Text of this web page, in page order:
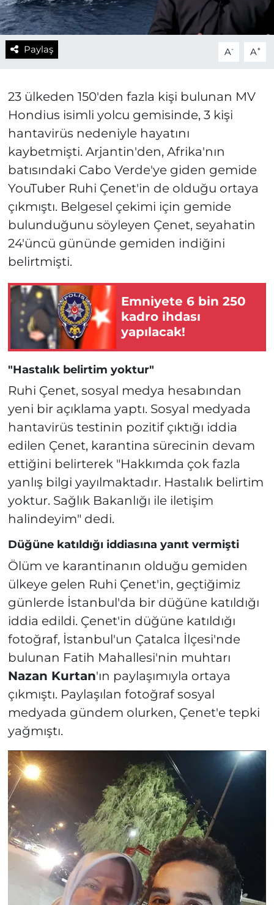
Paylaş A- A+
23 ülkeden 150'den fazla kişi bulunan MV
Hondius isimli yolcu gemisinde, 3 kişi
hantavirüs nedeniyle hayatını
kaybetmişti. Arjantin'den, Afrika'nın
batısındaki Cabo Verde'ye giden gemide
YouTuber Ruhi Çenet'in de olduğu ortaya
çıkmıştı. Belgesel çekimi için gemide
bulunduğunu söyleyen Çenet, seyahatin
24'üncü gününde gemiden indiğini
belirtmişti.
Emniyete 6 bin 250
kadro ihdası
yapılacak!
"Hastalık belirtim yoktur"
Ruhi Çenet, sosyal medya hesabından
yeni bir açıklama yaptı. Sosyal medyada
hantavirüs testinin pozitif çıktığı iddia
edilen Çenet, karantina sürecinin devam
ettiğini belirterek "Hakkımda çok fazla
yanlış bilgi yayılmaktadır. Hastalık belirtim
yoktur. Sağlık Bakanlığı ile iletişim
halindeyim" dedi.
Düğüne katıldığı iddiasına yanıt vermişti
Ölüm ve karantinanın olduğu gemiden
ülkeye gelen Ruhi Çenet'in, geçtiğimiz
günlerde İstanbul'da bir düğüne katıldığı
iddia edildi. Çenet'in düğüne katıldığı
fotoğraf, İstanbul'un Çatalca İlçesi'nde
bulunan Fatih Mahallesi'nin muhtarı
Nazan Kurtan'ın paylaşımıyla ortaya
çıkmıştı. Paylaşılan fotoğraf sosyal
medyada gündem olurken, Çenet'e tepki
yağmıştı.